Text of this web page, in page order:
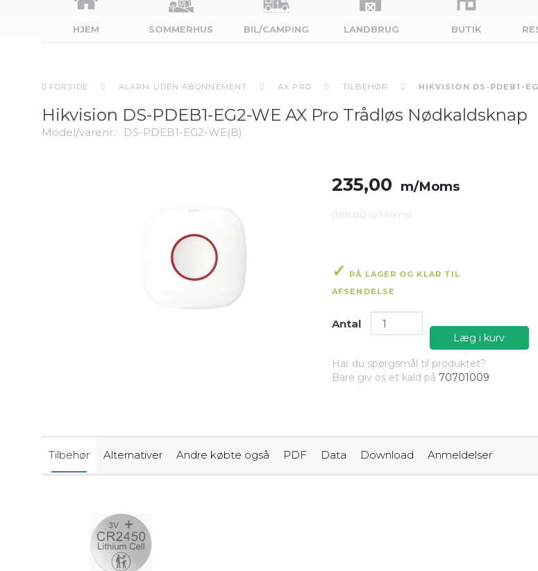
HJEM SOMMERHUS BIL/CAMPING LANDBRUG BUTIK
FORSIDE ALARM UDEN ABONNEMENT AX PRO TILBEHØR HIKVISION DS-PDEB1-
Hikvision DS-PDEB1-EG2-WE AX Pro Trådløs Nødkaldsknap
Model/varenr.: DS-PDEB1-EG2-WE(B)
235,00 m/Moms
(188,00 u/Moms)
PÅ LAGER OG KLAR TIL
AFSENDELSE
Antal
Læg i kurv
Har du spørgsmål til produktet?
Bare giv os et kald på 70701009
Tilbehør Alternativer Andre købte også PDF Data Download Anmeldelser